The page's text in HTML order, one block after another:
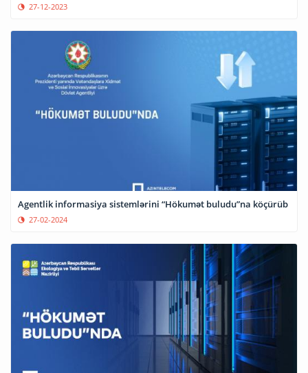
27-12-2023
Agentlik informasiya sistemlərini “Hökumət buludu”na köçürüb
27-02-2024